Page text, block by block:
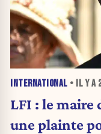
INTERNATIONAL • IL Y A
LFI : le maire
une plainte